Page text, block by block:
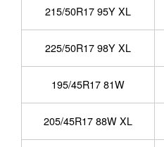
215/50R17 95Y XL
225/50R17 98Y XL
195/45R17 81W
205/45R17 88W XL